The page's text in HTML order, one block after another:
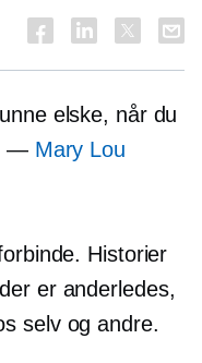
elske, når du
— Mary Lou
Historier
er anderledes,
selv og andre.